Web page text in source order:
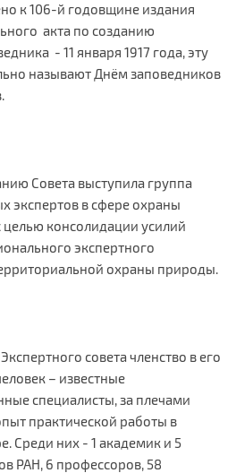
к 106-й годовщине издания
акта по созданию
- 11 января 1917 года, эту
называют Днём заповедников
Совета выступила группа
экспертов в сфере охраны
целью консолидации усилий
экспертного
охраны природы.
совета членство в его
– известные
специалисты, за плечами
практической работы в
Cреди них - 1 академик и 5
РАН, 6 профессоров, 58